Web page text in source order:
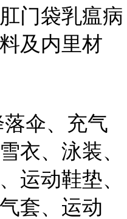
门袋乳瘟病
及内里材
伞、充气
衣、泳装、
运动鞋垫、
套、运动